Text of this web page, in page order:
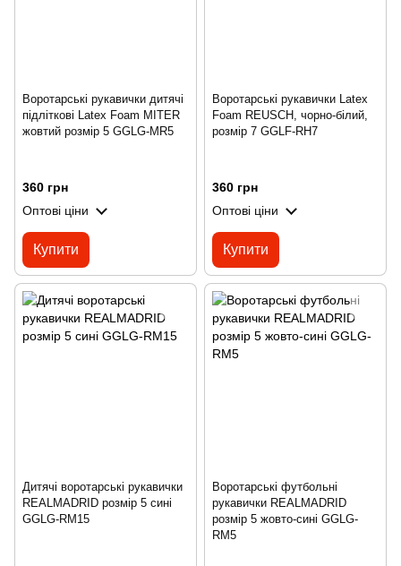
Воротарські рукавички дитячі
підліткові Latex Foam MITER
жовтий розмір 5 GGLG-MR5
360 грн
Оптові ціни
Купити
Воротарські рукавички Latex
Foam REUSCH, чорно-білий,
розмір 7 GGLF-RH7
360 грн
Оптові ціни
Купити
Дитячі воротарські рукавички
REALMADRID розмір 5 сині
GGLG-RM15
Воротарські футбольні
рукавички REALMADRID
розмір 5 жовто-сині GGLG-
RM5